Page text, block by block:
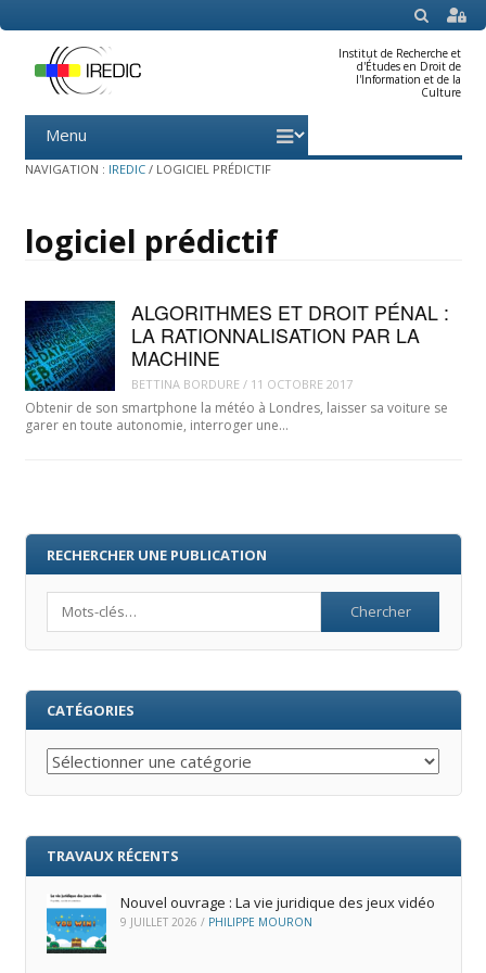
SEARCH
Institut de Recherche et
d'Études en Droit de
l'Information et de la
Culture
Menu
content
NAVIGATION : IREDIC / LOGICIEL PRÉDICTIF
logiciel prédictif
ALGORITHMES ET DROIT PÉNAL :
LA RATIONNALISATION PAR LA
MACHINE
BETTINA BORDURE / 11 OCTOBRE 2017
Obtenir de son smartphone la météo à Londres, laisser sa voiture se
garer en toute autonomie, interroger une…
RECHERCHER UNE PUBLICATION
CATÉGORIES
Catégories
TRAVAUX RÉCENTS
Nouvel ouvrage : La vie juridique des jeux vidéo
9 JUILLET 2026 / PHILIPPE MOURON